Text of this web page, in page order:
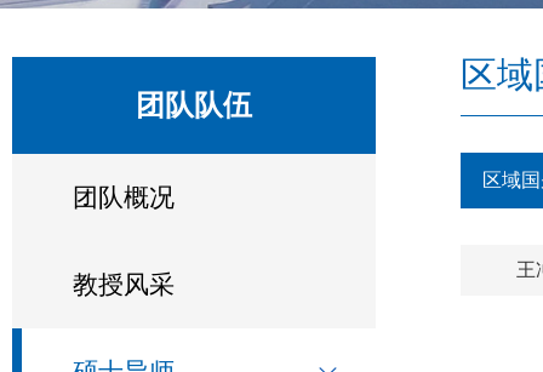
团队队伍
团队概况
教授风采
区
区域
王